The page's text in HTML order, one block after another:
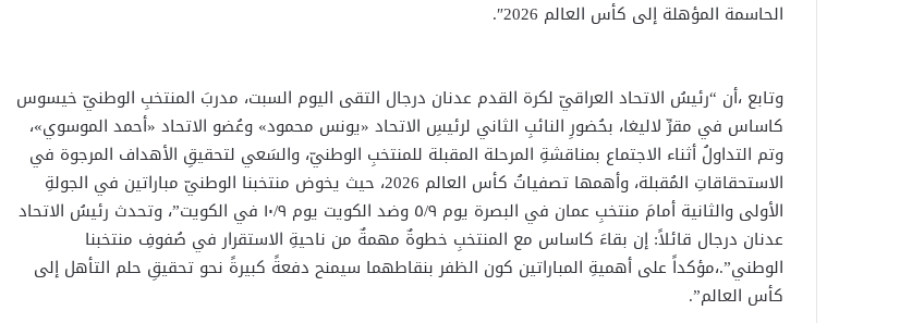
الحاسمة المؤهلة إلى كأس العالم 2026″.
وتابع ،أن “رئيسُ الاتحاد العراقيّ لكرة القدم عدنان درجال التقى اليوم السبت، مدربَ المنتخبِ الوطنيّ خيسوس
كاساس في مقرِّ لاليغا، بحُضورِ النائبِ الثاني لرئيسِ الاتحاد «يونس محمود» وعُضو الاتحاد «أحمد الموسوي»،
وتم التداولُ أثناء الاجتماع بمناقشةِ المرحلة المقبلة للمنتخبِ الوطنيّ، والسَعي لتحقيقِ الأهداف المرجوة في
الاستحقاقاتِ المُقبلة، وأهمها تصفياتُ كأس العالم 2026، حيث يخوض منتخبنا الوطنيّ مباراتين في الجولةِ
الأولى والثانية أمامَ منتخبِ عمان في البصرة يوم ٥/٩ وضد الكويت يوم ١٠/٩ في الكويت”، وتحدث رئيسُ الاتحاد
عدنان درجال قائلاً: إن بقاءَ كاساس مع المنتخبِ خطوةٌ مهمةٌ من ناحيةِ الاستقرار في صُفوفِ منتخبنا
الوطني”.،مؤكداً على أهميةِ المباراتين كون الظفر بنقاطهما سيمنح دفعةً كبيرةً نحو تحقيقِ حلم التأهل إلى
كأس العالم”.